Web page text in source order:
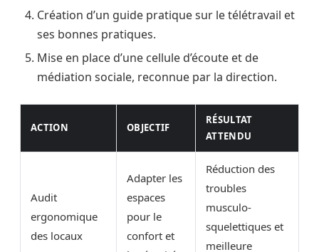
Création d’un guide pratique sur le télétravail et
ses bonnes pratiques.
Mise en place d’une cellule d’écoute et de
médiation sociale, reconnue par la direction.
ACTION OBJECTIF
RÉSULTAT
ATTENDU
Audit
ergonomique
des locaux
Adapter les
espaces
pour le
confort et
Réduction des
troubles
musculo-
squelettiques et
meilleure